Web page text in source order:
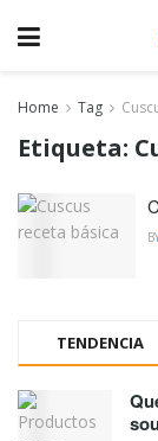
Home Tag
Etiqueta:
TENDENCIA